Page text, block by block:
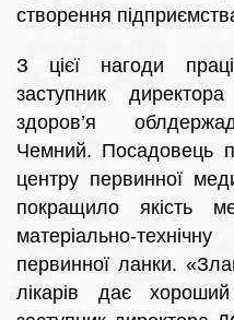
створення
З цієї нагоди
заступник
здоров’я
Чемний. Посадовець
центру первинної
покращило якість
матеріально-
первинної ланки.
лікарів дає